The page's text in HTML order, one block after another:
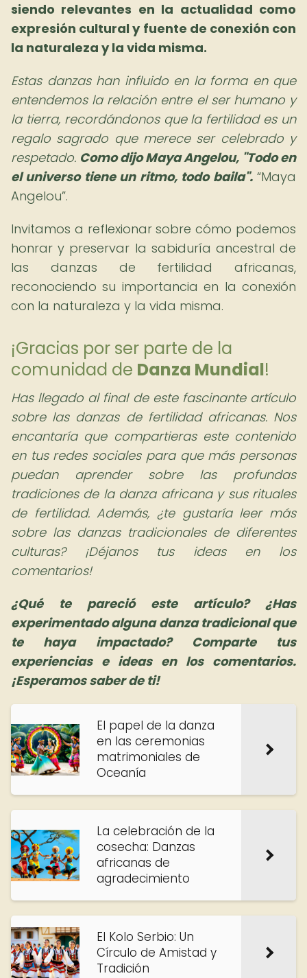
siendo relevantes en la actualidad como
expresión cultural y fuente de conexión con
la naturaleza y la vida misma.
Estas danzas han influido en la forma en que
entendemos la relación entre el ser humano y
la tierra, recordándonos que la fertilidad es un
regalo sagrado que merece ser celebrado y
respetado. Como dijo Maya Angelou, "Todo en
el universo tiene un ritmo, todo baila". Maya
Angelou .
Invitamos a reflexionar sobre cómo podemos
honrar y preservar la sabiduría ancestral de
las danzas de fertilidad africanas,
reconociendo su importancia en la conexión
con la naturaleza y la vida misma.
¡Gracias por ser parte de la
comunidad de Danza Mundial!
Has llegado al final de este fascinante artículo
sobre las danzas de fertilidad africanas. Nos
encantaría que compartieras este contenido
en tus redes sociales para que más personas
puedan aprender sobre las profundas
tradiciones de la danza africana y sus rituales
de fertilidad. Además, ¿te gustaría leer más
sobre las danzas tradicionales de diferentes
culturas? ¡Déjanos tus ideas en los
comentarios!
¿Qué te pareció este artículo? ¿Has
experimentado alguna danza tradicional que
te haya impactado? Comparte tus
experiencias e ideas en los comentarios.
¡Esperamos saber de ti!
El papel de la danza
en las ceremonias
matrimoniales de
Oceanía
La celebración de la
cosecha: Danzas
africanas de
agradecimiento
El Kolo Serbio: Un
Círculo de Amistad y
Tradición